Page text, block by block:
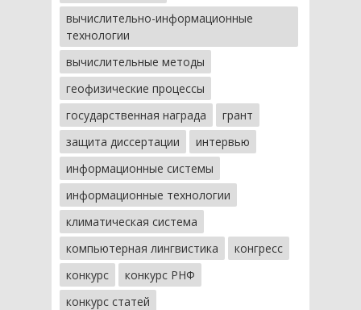
вычислительно-информационные
технологии
вычислительные методы
геофизические процессы
государственная награда
грант
защита диссертации
интервью
информационные системы
информационные технологии
климатическая система
компьютерная лингвистика
конгресс
конкурс
конкурс РНФ
конкурс статей